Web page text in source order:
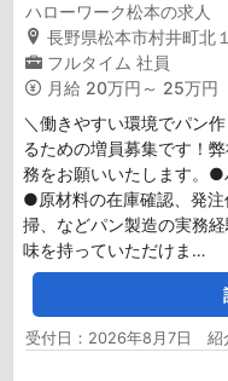
ハローワーク松本の求人
長野県松本市村井町北
フルタイム 社員
月給 20万円～ 25万円
＼働きやすい環境でパン
るための増員募集です！
務をお願いいたします。
●原材料の在庫確認、発
掃、などパン製造の実務
味を持っていただけま…
受付日：2026年8月7日 紹